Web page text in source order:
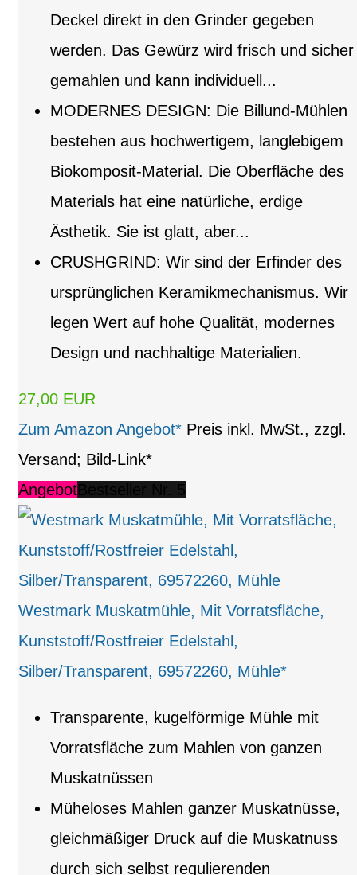
Deckel direkt in den Grinder gegeben
werden. Das Gewürz wird frisch und sicher
gemahlen und kann individuell...
MODERNES DESIGN: Die Billund-Mühlen
bestehen aus hochwertigem, langlebigem
Biokomposit-Material. Die Oberfläche des
Materials hat eine natürliche, erdige
Ästhetik. Sie ist glatt, aber...
CRUSHGRIND: Wir sind der Erfinder des
ursprünglichen Keramikmechanismus. Wir
legen Wert auf hohe Qualität, modernes
Design und nachhaltige Materialien.
27,00 EUR
Zum Amazon Angebot* Preis inkl. MwSt., zzgl.
Versand; Bild-Link*
Angebot
Westmark Muskatmühle, Mit Vorratsfläche,
Kunststoff/Rostfreier Edelstahl,
Silber/Transparent, 69572260, Mühle*
Transparente, kugelförmige Mühle mit
Vorratsfläche zum Mahlen von ganzen
Muskatnüssen
Müheloses Mahlen ganzer Muskatnüsse,
gleichmäßiger Druck auf die Muskatnuss
durch sich selbst regulierenden